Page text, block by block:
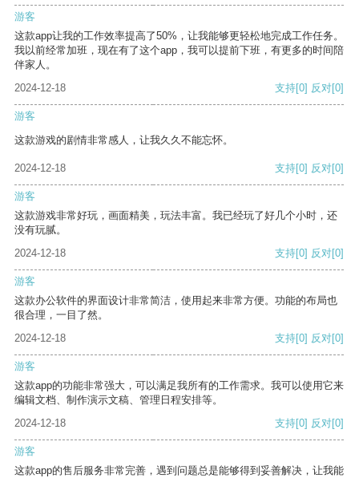
游客
这款app让我的工作效率提高了50%，让我能够更轻松地完成工作任务。
我以前经常加班，现在有了这个app，我可以提前下班，有更多的时间陪
伴家人。
2024-12-18
支持[0] 反对[0]
游客
这款游戏的剧情非常感人，让我久久不能忘怀。
2024-12-18 支持[0] 反对[0]
游客
这款游戏非常好玩，画面精美，玩法丰富。我已经玩了好几个小时，还
没有玩腻。
2024-12-18
支持[0] 反对[0]
游客
这款办公软件的界面设计非常简洁，使用起来非常方便。功能的布局也
很合理，一目了然。
2024-12-18
支持[0] 反对[0]
游客
这款app的功能非常强大，可以满足我所有的工作需求。我可以使用它来
编辑文档、制作演示文稿、管理日程安排等。
2024-12-18
支持[0] 反对[0]
游客
这款app的售后服务非常完善，遇到问题总是能够得到妥善解决，让我能